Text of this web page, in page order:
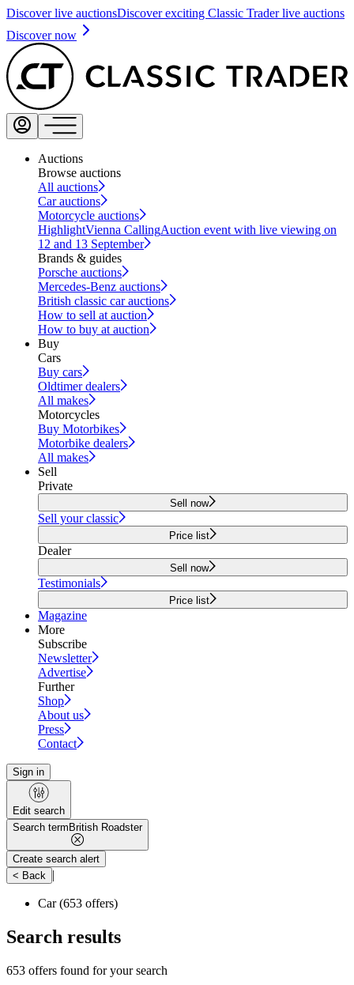
Discover live auctionsDiscover exciting Classic Trader live auctions
Discover now
Auctions
Browse auctions
All auctions
Car auctions
Motorcycle auctions
HighlightVienna CallingAuction event with live viewing on
12 and 13 September
Brands & guides
Porsche auctions
Mercedes-Benz auctions
British classic car auctions
How to sell at auction
How to buy at auction
Buy
Cars
Buy cars
Oldtimer dealers
All makes
Motorcycles
Buy Motorbikes
Motorbike dealers
All makes
Sell
Private
Sell now
Sell your classic
Price list
Dealer
Sell now
Testimonials
Price list
Magazine
More
Subscribe
Newsletter
Advertise
Further
Shop
About us
Press
Contact
Sign in
Edit search
Search term British Roadster
Create search alert
< Back |
Car(653 offers)
Search results
653 offers found for your search